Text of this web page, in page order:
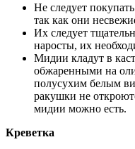
Не следует
так как они
Их следует
наросты, их
Мидии кладут в
обжаренными на
полусухим белым
ракушки не
мидии можно есть.
Креветка